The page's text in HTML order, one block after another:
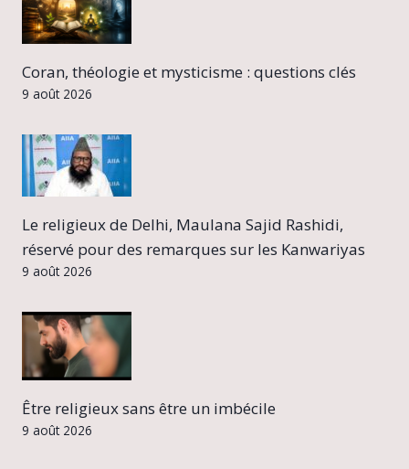
Coran, théologie et mysticisme : questions clés
9 août 2026
Le religieux de Delhi, Maulana Sajid Rashidi,
réservé pour des remarques sur les Kanwariyas
9 août 2026
Être religieux sans être un imbécile
9 août 2026